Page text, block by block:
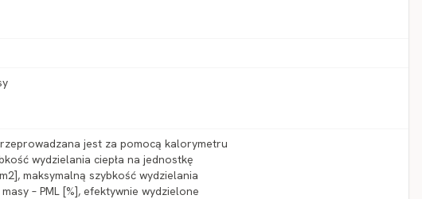
jest za pomocą kalorymetru
wydzielania ciepła na jednostkę
maksymalną szybkość wydzielania
– PML [%], efektywnie wydzielone